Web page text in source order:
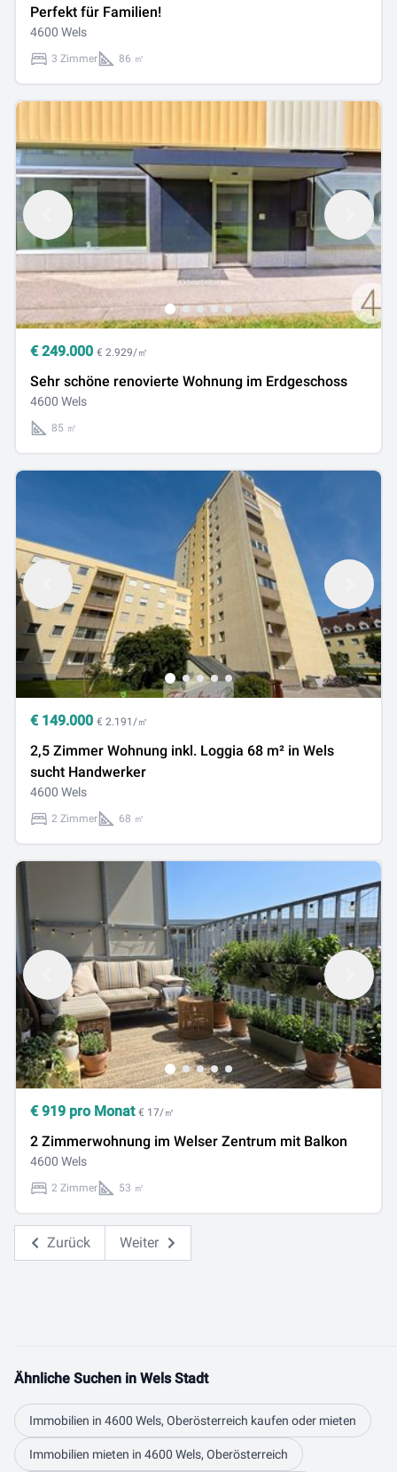
Perfekt für Familien!
4600 Wels
3 Zimmer 86 ㎡
€ 249.000 € 2.929/㎡
Sehr schöne renovierte Wohnung im Erdgeschoss
4600 Wels
85 ㎡
€ 149.000 € 2.191/㎡
2,5 Zimmer Wohnung inkl. Loggia 68 m² in Wels
sucht Handwerker
4600 Wels
2 Zimmer 68 ㎡
€ 919 pro Monat € 17/㎡
2 Zimmerwohnung im Welser Zentrum mit Balkon
4600 Wels
2 Zimmer 53 ㎡
Zurück Weiter
Ähnliche Suchen in Wels Stadt
Immobilien in 4600 Wels, Oberösterreich kaufen oder mieten
Immobilien mieten in 4600 Wels, Oberösterreich